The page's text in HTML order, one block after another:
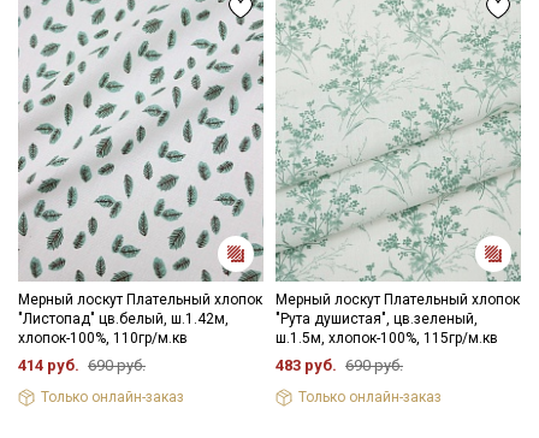
Мерный лоскут Плательный хлопок
"Листопад" цв.белый, ш.1.42м,
хлопок-100%, 110гр/м.кв
414 руб. 690 руб.
Только онлайн-заказ
Мерный лоскут Плательный хлопок
"Рута душистая", цв.зеленый,
ш.1.5м, хлопок-100%, 115гр/м.кв
483 руб. 690 руб.
Только онлайн-заказ
Подписаться
Ознакомлен(а) с
Политикой обработки персональных
данныхи даю
Согласие на обработку персональных
данных
ДаюСогласие на получение рекламных и
информационных рассылок